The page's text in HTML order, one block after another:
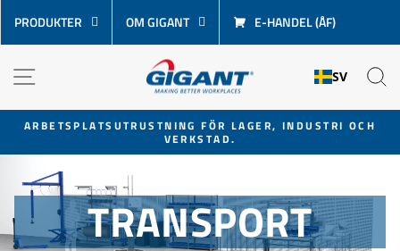
över
innehåll
PRODUKTER OM GIGANT E-HANDEL (ÅF)
SV
Pausa
ARBETSPLATSUTRUSTNING FÖR LAGER, INDUSTRI OCH
VERKSTAD.
TRANSPORT